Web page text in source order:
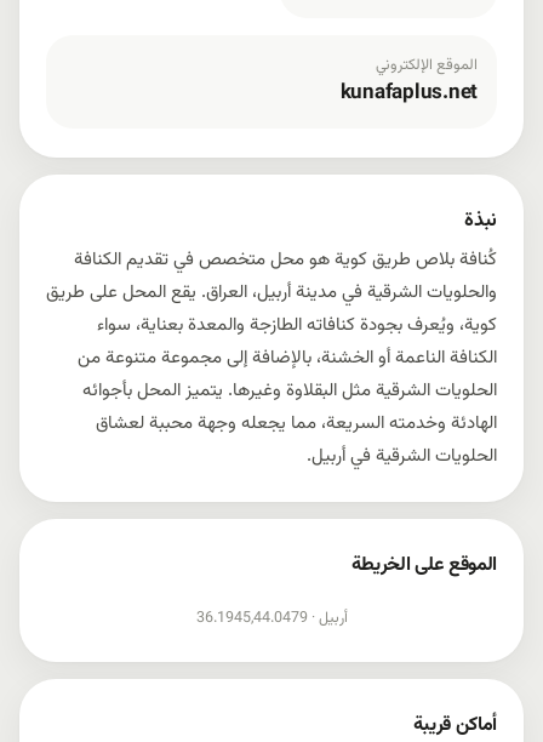
نبذة
كُنافة بلاص طريق كوية هو محل متخصص في تقديم الكنافة
والحلويات الشرقية في مدينة أربيل، العراق. يقع المحل على طريق
كوية، ويُعرف بجودة كنافاته الطازجة والمعدة بعناية، سواء
الكنافة الناعمة أو الخشنة، بالإضافة إلى مجموعة متنوعة من
الحلويات الشرقية مثل البقلاوة وغيرها. يتميز المحل بأجوائه
الهادئة وخدمته السريعة، مما يجعله وجهة محببة لعشاق
الحلويات الشرقية في أربيل.
أماكن قريبة
الموقع الإلكتروني
kunafaplus.net
الموقع على الخريطة
أربيل · 36.1945,44.0479